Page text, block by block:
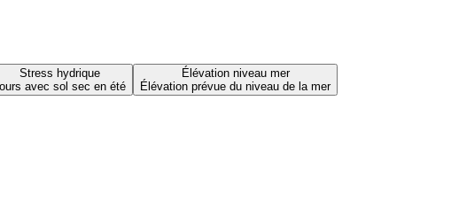
Stress hydrique
avec sol sec en été
Élévation niveau mer
Élévation prévue du niveau de la mer